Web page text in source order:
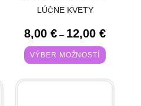
LÚČNE KVETY
8,00€ – 12,00€
VÝBER MOŽNOSTÍ